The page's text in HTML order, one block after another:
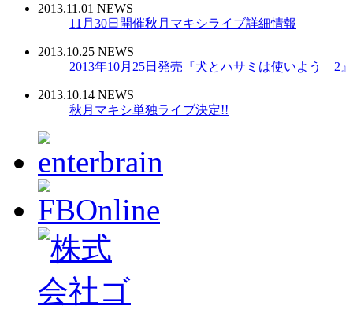
2013.11.01 NEWS
11月30日開催秋月マキシライブ詳細情報
2013.10.25 NEWS
2013年10月25日発売『犬とハサミは使いよう 2
2013.10.14 NEWS
秋月マキシ単独ライブ決定!!